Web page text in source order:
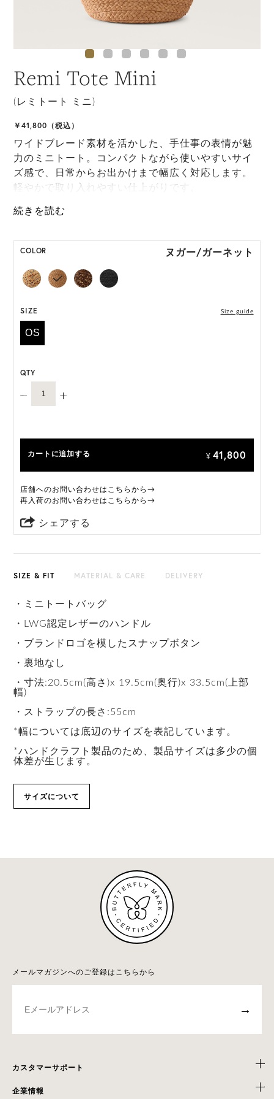
Remi Tote Mini
(レミトート ミニ)
￥41,800（税込）
ワイドブレード素材を活かした、手仕事の表情が魅
力のミニトート。コンパクトながら使いやすいサイ
ズ感で、日常からお出かけまで幅広く対応します。
軽やかで取り入れやすい仕上がりです。
*天然素材を用いたハンドメイドのため、サイズ・色
COLOR ヌガー/ガーネット
SIZE Size guide
OS
QTY
カートに追加する ¥ 41,800
店舗へのお問い合わせはこちらから→
再入荷のお問い合わせはこちらから→
シェアする
SIZE & FIT MATERIAL & CARE DELIVERY
・ミニトートバッグ
・LWG認定レザーのハンドル
・ブランドロゴを模したスナップボタン
・裏地なし
・寸法:20.5cm(高さ)x 19.5cm(奥行)x 33.5cm(上部
幅)
・ストラップの長さ:55cm
*幅については底辺のサイズを表記しています。
*ハンドクラフト製品のため、製品サイズは多少の個
体差が生じます。
サイズについて
メールマガジンへのご登録はこちらから
→
カスタマーサポート
企業情報